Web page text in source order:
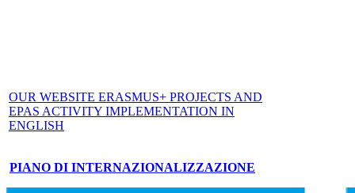
OUR WEBSITE ERASMUS+ PROJECTS AND
EPAS ACTIVITY IMPLEMENTATION IN
ENGLISH
PIANO DI INTERNAZIONALIZZAZIONE